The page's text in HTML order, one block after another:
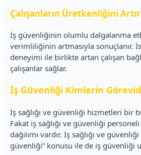
Çalışanların Üretkenliğini
İş güvenliğinin olumlu dalgalanma
verimliliğinin artmasıyla sonuçlanır.
deneyimi ile birlikte artan çalışan
çalışanlar sağlar.
İş Güvenliği Kimlerin
İş sağlığı ve güvenliği hizmetleri bir
Fakat iş sağlığı ve güvenliği
dağılımı vardır. İş sağlığı ve
güvenliği” konusu ile de iş güvenliği